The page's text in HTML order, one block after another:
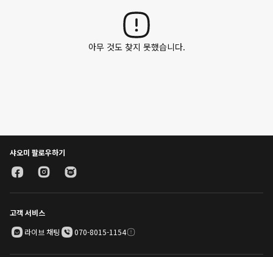
아무 것도 찾지 못했습니다.
샤오미 팔로우하기
고객 서비스
라이브 채팅
070-8015-1154